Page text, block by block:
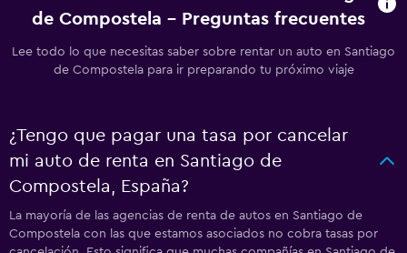
de Compostela - Preguntas frecuentes
Lee todo lo que necesitas saber sobre rentar un auto en Santiago
de Compostela para ir preparando tu próximo viaje
¿Tengo que pagar una tasa por cancelar
mi auto de renta en Santiago de
Compostela, España?
La mayoría de las agencias de renta de autos en Santiago de
Compostela con las que estamos asociados no cobra tasas por